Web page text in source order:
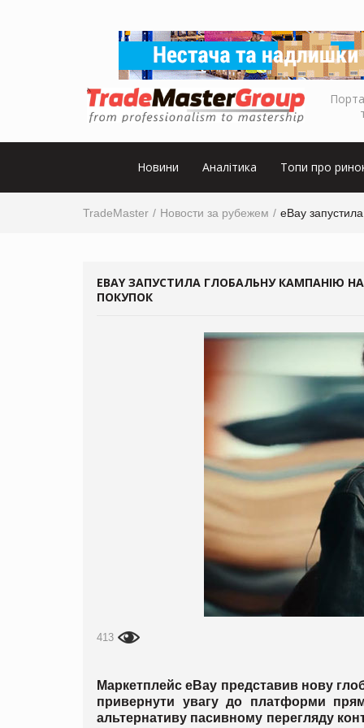
Новини Аналітика Топи про
TradeMaster Новости за рубежем eBay
EBAY ЗАПУСТИЛА ГЛОБАЛЬНУ КАМПАНІЮ
ПОКУПОК
413
Маркетплейс eBay представив нову
привернути увагу до платформи
альтернативу пасивному перегляду